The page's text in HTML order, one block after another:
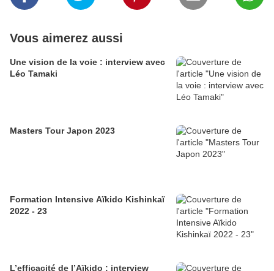
Vous aimerez aussi
Une vision de la voie : interview avec
Léo Tamaki
Masters Tour Japon 2023
Formation Intensive Aïkido Kishinkaï
2022 - 23
L’efficacité de l’Aïkido : interview